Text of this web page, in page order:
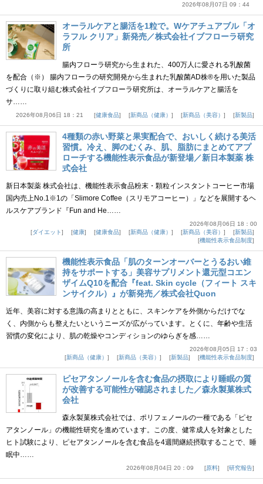
2026年08月07日 09：44
オーラルケアと腸活を1粒で。Wケアチュアブル「オ
ラフル クリア」新発売／株式会社イブフローラ研究
所
腸内フローラ研究から生まれた、400万人に愛される乳酸菌
を配合（※） 腸内フローラの研究開発から生まれた乳酸菌AD株®を用いた製品
づくりに取り組む株式会社イブフローラ研究所は、オーラルケアと腸活を
サ……
2026年08月06日 18：21 健康食品 新商品（健康） 新商品（美容） 新製品
4種類の赤い野菜と果実配合で、おいしく続ける美活
習慣。冷え、脚のむくみ、肌、脂肪にまとめてアプ
ローチする機能性表示食品が新登場／新日本製薬 株
式会社
新日本製薬 株式会社は、機能性表示食品粉末・顆粒インスタントコーヒー市場
国内売上No.1※1の「Slimore Coffee（スリモアコーヒー）」などを展開するヘ
ルスケアブランド『Fun and He……
2026年08月06日 18：00
ダイエット
健康 健康食品 新商品（健康） 新商品（美容）
新製品
機能性表示食品制度
機能性表示食品「肌のターンオーバーとうるおい維
持をサポートする」美容サプリメント還元型コエン
ザイムQ10を配合『feat. Skin cycle（フィート スキ
ンサイクル）』が新発売／株式会社Quon
近年、美容に対する意識の高まりとともに、スキンケアを外側からだけでな
く、内側からも整えたいというニーズが広がっています。とくに、年齢や生活
習慣の変化により、肌の乾燥やコンディションのゆらぎを感……
2026年08月05日 17：03
新商品（健康）
新商品（美容） 新製品 機能性表示食品制度
ピセアタンノールを含む食品の摂取により睡眠の質
が改善する可能性が確認されました／森永製菓株式
会社
森永製菓株式会社では、ポリフェノールの一種である「ピセ
アタンノール」の機能性研究を進めています。この度、健常成人を対象とした
ヒト試験により、ピセアタンノールを含む食品を4週間継続摂取することで、睡
眠中……
2026年08月04日 20：09 原料 研究報告